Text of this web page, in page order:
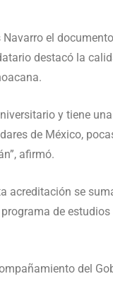
Navarro el
destacó la
y tiene
de México,
afirmó.
acreditación se
de
del